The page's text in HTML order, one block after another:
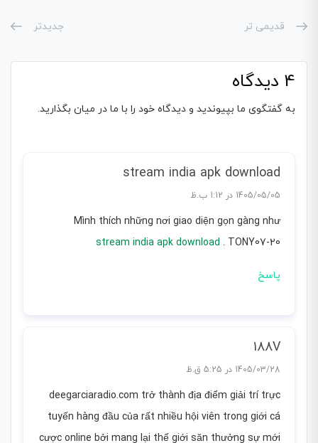
قدیمی تر جدیدتر
4 دیدگاه
به گفتگوی ما بپیوندید و دیدگاه خود را با ما در میان بگذارید.
stream india apk download
1405/05/05 در 1:12 ب.ظ
Mình thích những nơi giao diện gọn gàng như
stream india apk download . TONY07-20
پاسخ
188V
1405/03/28 در 5:25 ق.ظ
deegarciaradio.com trở thành địa điểm giải trí trực
tuyến hàng đầu của rất nhiều hội viên trong giới cá
cược online bởi mang lại thế giới săn thưởng sự mới